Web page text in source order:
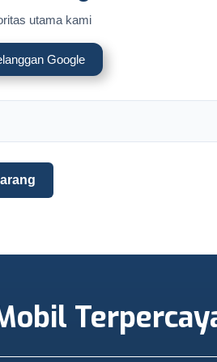
utama kami
Google